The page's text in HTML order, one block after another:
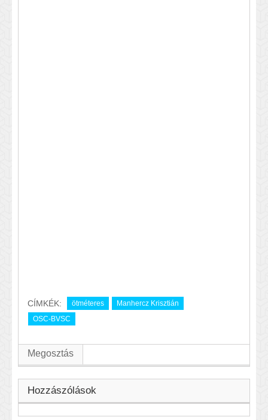
CÍMKÉK: ötméteres
Manhercz Krisztián
OSC-BVSC
Megosztás
Hozzászólások